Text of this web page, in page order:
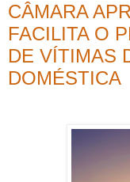
CÂMARA
FACILITA O
DE VÍTIMAS
DOMÉSTICA